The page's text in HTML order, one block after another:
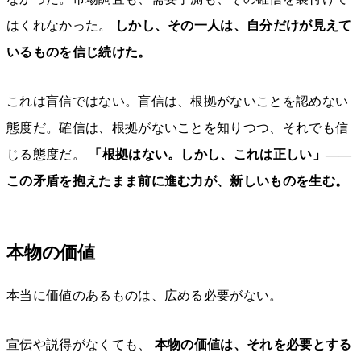
はくれなかった。
しかし、その一人は、自分だけが見えて
いるものを信じ続けた。
これは盲信ではない。盲信は、根拠がないことを認めない
態度だ。確信は、根拠がないことを知りつつ、それでも信
じる態度だ。
「根拠はない。しかし、これは正しい」——
この矛盾を抱えたまま前に進む力が、新しいものを生む。
本物の価値
本当に価値のあるものは、広める必要がない。
宣伝や説得がなくても、 本物の価値は、それを必要とする